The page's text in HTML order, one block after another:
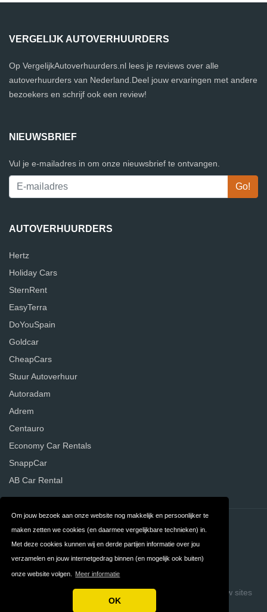
Om jouw bezoek aan onze website nog makkelijk en persoonlijker te
maken zetten we cookies (en daarmee vergelijkbare technieken) in.
Met deze cookies kunnen wij en derde partijen informatie over jou
verzamelen en jouw internetgedrag binnen (en mogelijk ook buiten)
onze website volgen. Meer informatie
OK
VERGELIJK AUTOVERHUURDERS
Op VergelijkAutoverhuurders.nl lees je reviews over alle
autoverhuurders van Nederland.Deel jouw ervaringen met andere
bezoekers en schrijf ook een review!
NIEUWSBRIEF
Vul je e-mailadres in om onze nieuwsbrief te ontvangen.
AUTOVERHUURDERS
Hertz
Holiday Cars
SternRent
EasyTerra
DoYouSpain
Goldcar
CheapCars
Stuur Autoverhuur
Autoradam
Adrem
Centauro
Economy Car Rentals
SnappCar
AB Car Rental
Contact Privacy
Algemene FAQ
Copyright © 2026 Vergelijk Autoverhuurders
Build review sites
with ReviewTycoon